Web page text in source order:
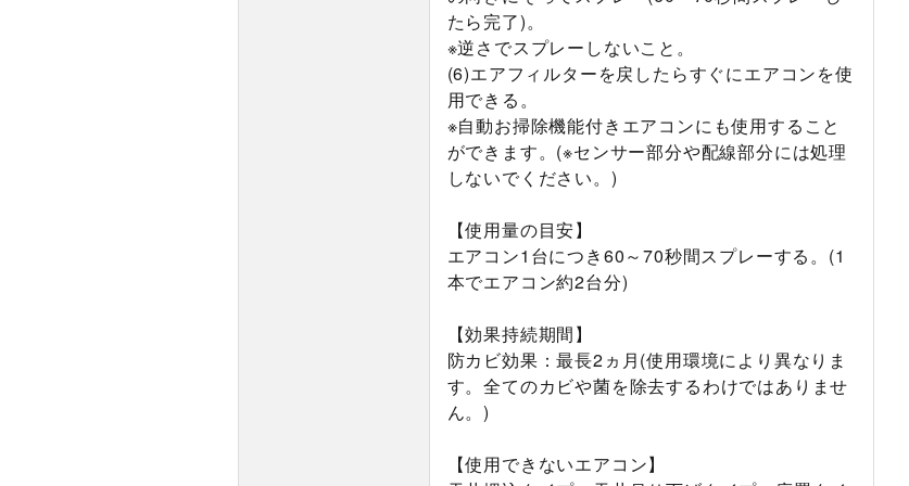
たら完了)。
※逆さでスプレーしないこと。
(6)エアフィルターを戻したらすぐにエアコンを使
用できる。
※自動お掃除機能付きエアコンにも使用すること
ができます。(※センサー部分や配線部分には処理
しないでください。)
【使用量の目安】
エアコン1台につき60～70秒間スプレーする。(1
本でエアコン約2台分)
【効果持続期間】
防カビ効果：最長2ヵ月(使用環境により異なりま
す。全てのカビや菌を除去するわけではありませ
ん。)
【使用できないエアコン】